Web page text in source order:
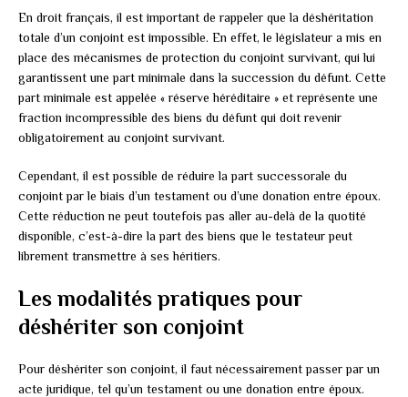
En droit français, il est important de rappeler que la déshéritation
totale d’un conjoint est impossible. En effet, le législateur a mis en
place des mécanismes de protection du conjoint survivant, qui lui
garantissent une part minimale dans la succession du défunt. Cette
part minimale est appelée « réserve héréditaire » et représente une
fraction incompressible des biens du défunt qui doit revenir
obligatoirement au conjoint survivant.
Cependant, il est possible de réduire la part successorale du
conjoint par le biais d’un testament ou d’une donation entre époux.
Cette réduction ne peut toutefois pas aller au-delà de la quotité
disponible, c’est-à-dire la part des biens que le testateur peut
librement transmettre à ses héritiers.
Les modalités pratiques pour
déshériter son conjoint
Pour déshériter son conjoint, il faut nécessairement passer par un
acte juridique, tel qu’un testament ou une donation entre époux.